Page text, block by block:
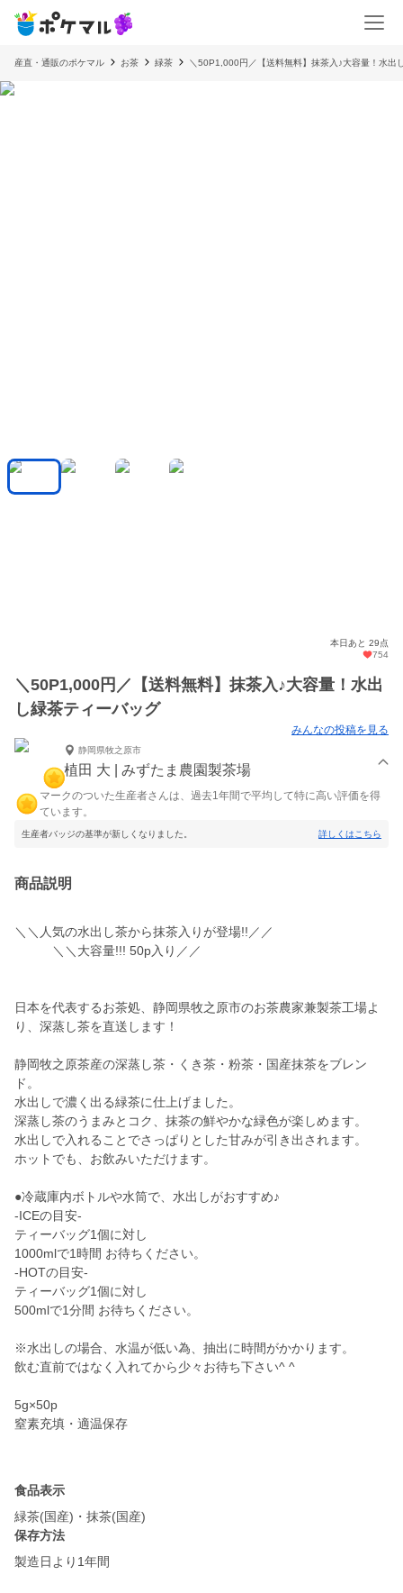
産直・通販のポケマル お茶 緑茶 ＼50P1,000円／【送料無料】抹茶入♪大容量！水出
本日あと 29点
754
＼50P1,000円／【送料無料】抹茶入♪大容量！水出
し緑茶ティーバッグ
みんなの投稿を見る
静岡県牧之原市
植田 大 | みずたま農園製茶場
マークのついた生産者さんは、過去1年間で平均して特に高い評価を得
ています。
生産者バッジの基準が新しくなりました。 詳しくはこちら
商品説明
＼＼人気の水出し茶から抹茶入りが登場!!／／
＼＼大容量!!! 50p入り／／
日本を代表するお茶処、静岡県牧之原市のお茶農家兼製茶工場よ
り、深蒸し茶を直送します！
静岡牧之原茶産の深蒸し茶・くき茶・粉茶・国産抹茶をブレン
ド。
水出しで濃く出る緑茶に仕上げました。
深蒸し茶のうまみとコク、抹茶の鮮やかな緑色が楽しめます。
水出しで入れることでさっぱりとした甘みが引き出されます。
ホットでも、お飲みいただけます。
●冷蔵庫内ボトルや水筒で、水出しがおすすめ♪
-ICEの目安-
ティーバッグ1個に対し
1000mlで1時間 お待ちください。
-HOTの目安-
ティーバッグ1個に対し
500mlで1分間 お待ちください。
※水出しの場合、水温が低い為、抽出に時間がかかります。
飲む直前ではなく入れてから少々お待ち下さい^ ^
5g×50p
窒素充填・適温保存
食品表示
緑茶(国産)・抹茶(国産)
保存方法
製造日より1年間